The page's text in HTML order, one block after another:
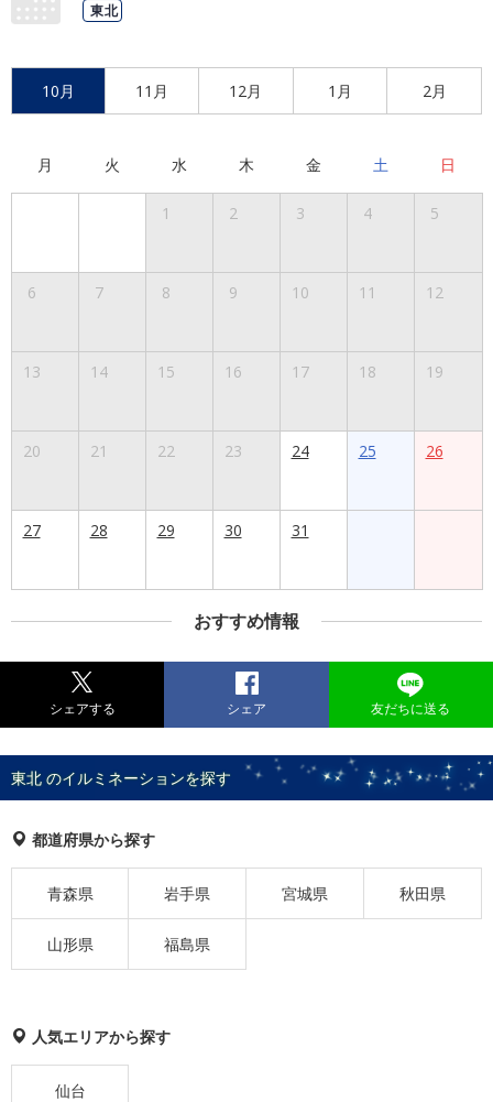
東北
10月 11月 12月 1月 2月
月 火 水 木 金 土 日
1 2 3 4 5
6 7 8 9 10 11 12
13 14 15 16 17 18 19
20 21 22 23 24 25 26
27 28 29 30 31
おすすめ情報
シェアする シェア 友だちに送る
東北 のイルミネーションを探す
都道府県から探す
青森県 岩手県 宮城県 秋田県
山形県 福島県
人気エリアから探す
仙台